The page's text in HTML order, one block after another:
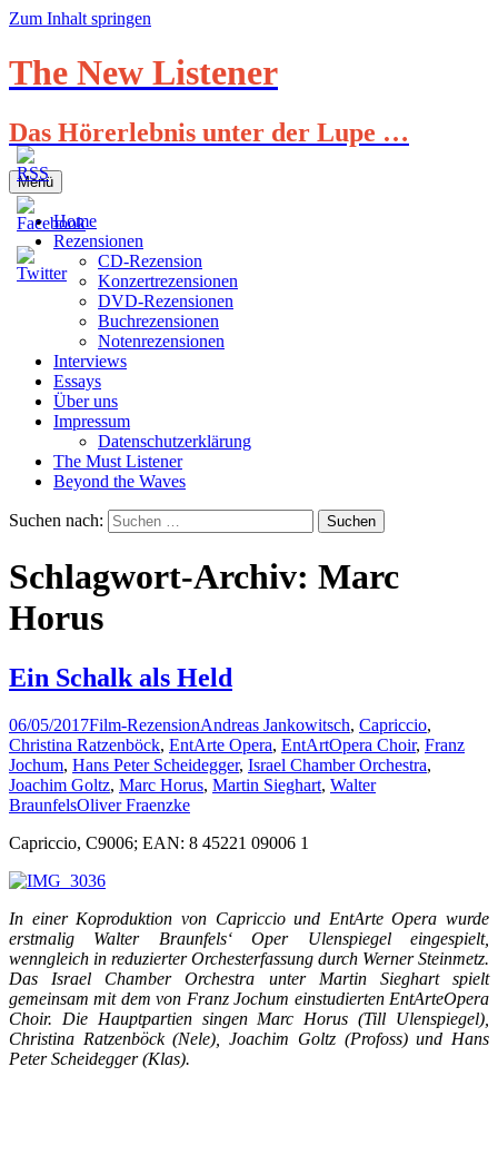
Zum Inhalt springen
The New Listener
Das Hörerlebnis unter der Lupe …
Menü
Home
Rezensionen
CD-Rezension
Konzertrezensionen
DVD-Rezensionen
Buchrezensionen
Notenrezensionen
Interviews
Essays
Über uns
Impressum
Datenschutzerklärung
The Must Listener
Beyond the Waves
Suchen nach:
Schlagwort-Archiv: Marc
Horus
Ein Schalk als Held
06/05/2017Film-RezensionAndreas Jankowitsch, Capriccio,
Christina Ratzenböck, EntArte Opera, EntArtOpera Choir, Franz
Jochum, Hans Peter Scheidegger, Israel Chamber Orchestra,
Joachim Goltz, Marc Horus, Martin Sieghart, Walter
BraunfelsOliver Fraenzke
Capriccio, C9006; EAN: 8 45221 09006 1
In einer Koproduktion von Capriccio und EntArte Opera wurde
erstmalig Walter Braunfels‘ Oper Ulenspiegel eingespielt,
wenngleich in reduzierter Orchesterfassung durch Werner Steinmetz.
Das Israel Chamber Orchestra unter Martin Sieghart spielt
gemeinsam mit dem von Franz Jochum einstudierten EntArteOpera
Choir. Die Hauptpartien singen Marc Horus (Till Ulenspiegel),
Christina Ratzenböck (Nele), Joachim Goltz (Profoss) und Hans
Peter Scheidegger (Klas).